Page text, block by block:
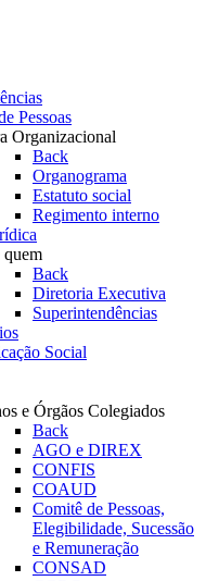
Pessoas
Organizacional
Back
Organograma
Estatuto social
Regimento interno
quem
Back
Diretoria Executiva
Superintendências
Social
e Órgãos Colegiados
Back
AGO e DIREX
CONFIS
COAUD
Comitê de Pessoas,
Elegibilidade, Sucessão
e Remuneração
CONSAD